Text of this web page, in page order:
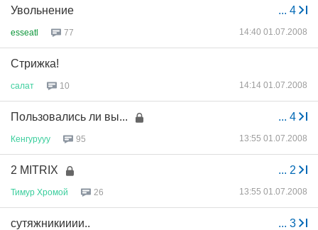
... 4
Увольнение
esseatl 77 14:40 01.07.2008
Стрижка!
салат 10 14:14 01.07.2008
... 4
Пользовались ли вы...
Кенгурууу 95 13:55 01.07.2008
... 2
2 MITRIX
Тимур Хромой 26 13:55 01.07.2008
... 3
сутяжникииии..